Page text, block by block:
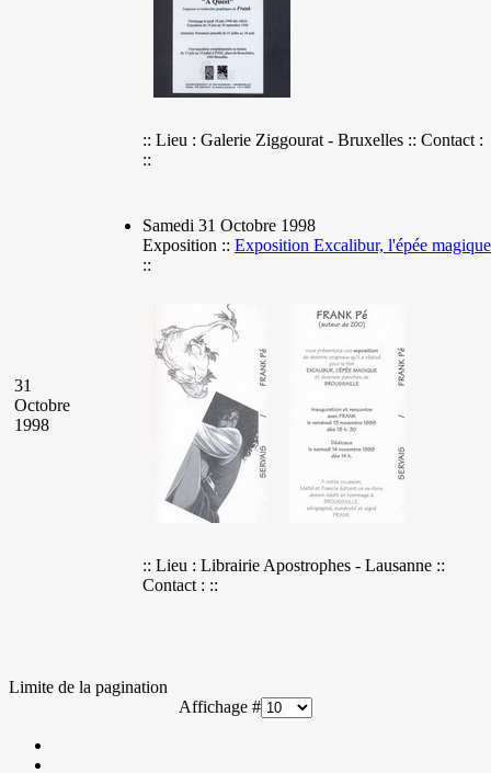
:: Lieu : Galerie Ziggourat - Bruxelles :: Contact :
::
31
Octobre
1998
Samedi 31 Octobre 1998
Exposition :: Exposition Excalibur, l'épée magique
::
:: Lieu : Librairie Apostrophes - Lausanne ::
Contact : ::
Limite de la pagination
Affichage #